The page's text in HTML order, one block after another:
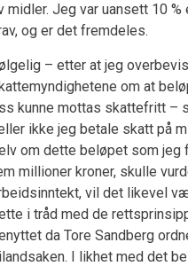
midler. Jeg var uansett 10
og er det fremdeles.
– etter at jeg
om at
kunne mottas skattefritt –
ikke jeg betale skatt på
om dette beløpet som jeg
millioner kroner, skulle
vil det likevel
i tråd med de
da Tore Sandberg
I likhet med det